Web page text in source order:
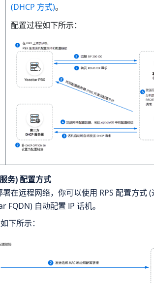
(DHCP 方式)。
配置过程如下所示：
务) 配置方式
在远程网络， 你可以使用 RPS 配置方式(
FQDN) 自动配置 IP 话机。
下所示：